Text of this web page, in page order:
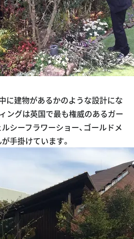
に建物があるかのような設計にな
ングは英国で最も権威のあるガー
シーフラワーショー、ゴールドメ
手掛けています。